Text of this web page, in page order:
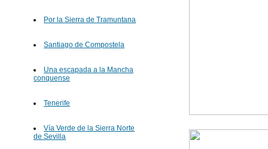
Por la Sierra de Tramuntana
Santiago de Compostela
Una escapada a la Mancha
conquense
Tenerife
Vía Verde de la Sierra Norte
de Sevilla